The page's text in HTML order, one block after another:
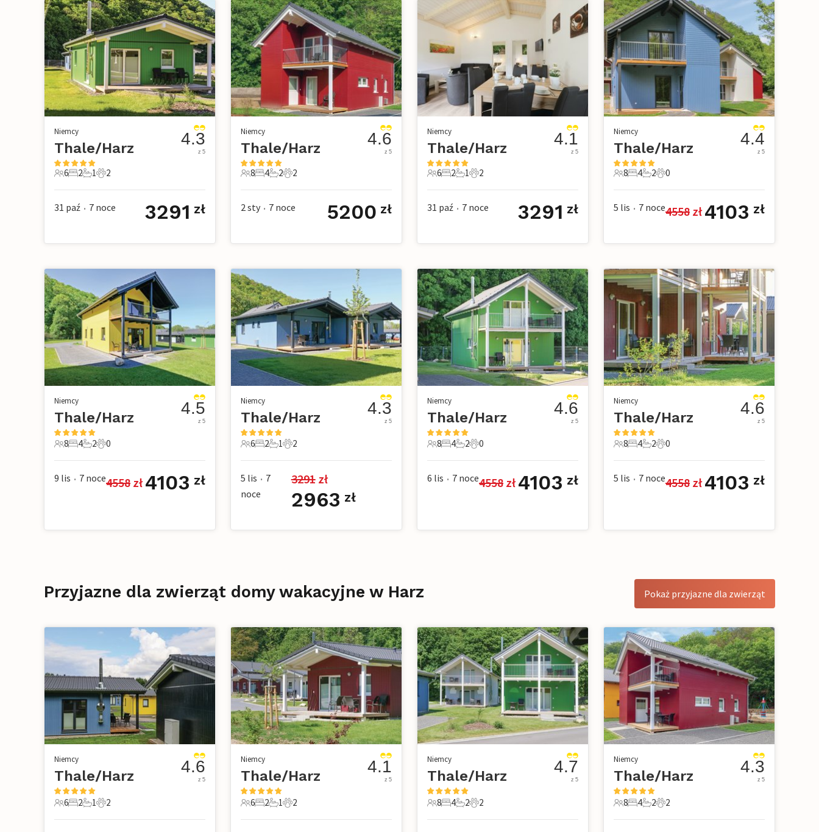
Niemcy
Thale/Harz
6 Goście
6
2 Sypialnie
2
1 Łazienka
1
2 Zwierzęta domowe
2
4.3
z 5
31 paź • 7 noce 3291 zł
Niemcy
Thale/Harz
8 Goście
8
4 Sypialnie
4
2 Łazienki
2
2 Zwierzęta domowe
2
4.6
z 5
2 sty • 7 noce 5200 zł
Niemcy
Thale/Harz
6 Goście
6
2 Sypialnie
2
1 Łazienka
1
2 Zwierzęta domowe
2
4.1
z 5
31 paź • 7 noce 3291 zł
Niemcy
Thale/Harz
8 Goście
8
4 Sypialnie
4
2 Łazienki
2
0 Zwierzęta domowe
0
4.4
z 5
5 lis • 7 noce4558 zł 4103 zł
Niemcy
Thale/Harz
8 Goście
8
4 Sypialnie
4
2 Łazienki
2
0 Zwierzęta domowe
0
4.5
z 5
9 lis • 7 noce4558 zł 4103 zł
Niemcy
Thale/Harz
6 Goście
6
2 Sypialnie
2
1 Łazienka
1
2 Zwierzęta domowe
2
4.3
z 5
5 lis • 7
noce
3291 zł
2963 zł
Niemcy
Thale/Harz
8 Goście
8
4 Sypialnie
4
2 Łazienki
2
0 Zwierzęta domowe
0
4.6
z 5
6 lis • 7 noce4558 zł 4103 zł
Niemcy
Thale/Harz
8 Goście
8
4 Sypialnie
4
2 Łazienki
2
0 Zwierzęta domowe
0
4.6
z 5
5 lis • 7 noce4558 zł 4103 zł
Przyjazne dla zwierząt domy wakacyjne w Harz Pokaż przyjazne dla zwierząt
Niemcy
Thale/Harz
6 Goście
6
2 Sypialnie
2
1 Łazienka
1
2 Zwierzęta domowe
2
4.6
z 5
Niemcy
Thale/Harz
6 Goście
6
2 Sypialnie
2
1 Łazienka
1
2 Zwierzęta domowe
2
4.1
z 5
Niemcy
Thale/Harz
8 Goście
8
4 Sypialnie
4
2 Łazienki
2
2 Zwierzęta domowe
2
4.7
z 5
Niemcy
Thale/Harz
8 Goście
8
4 Sypialnie
4
2 Łazienki
2
2 Zwierzęta domowe
2
4.3
z 5